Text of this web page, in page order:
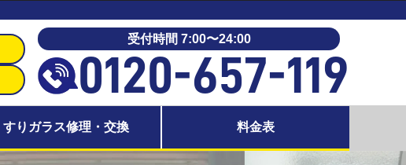
受付時間 7:00〜24:00
0120-657-119
すりガラス修理・交換 料金表